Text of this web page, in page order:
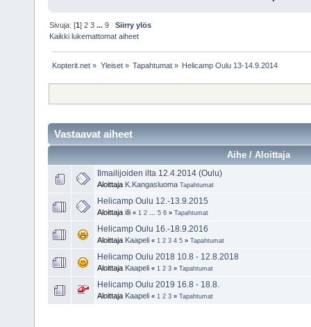
Sivuja: [1]2 3 ...9
Siirry ylös
Kaikki lukemattomat aiheet
Kopterit.net » Yleiset» Tapahtumat» Helicamp Oulu 13-14.9.2014
Vastaavat aiheet
Aihe / Aloittaja
Ilmailijoiden ilta 12.4.2014 (Oulu)
Aloittaja K.Kangasluoma Tapahtumat
Helicamp Oulu 12.-13.9.2015
Aloittaja illi « 1 2 ... 5 6 » Tapahtumat
Helicamp Oulu 16.-18.9.2016
Aloittaja Kaapeli « 1 2 3 4 5 » Tapahtumat
Helicamp Oulu 2018 10.8 - 12.8.2018
Aloittaja Kaapeli « 1 2 3 » Tapahtumat
Helicamp Oulu 2019 16.8 - 18.8.
Aloittaja Kaapeli « 1 2 3 » Tapahtumat